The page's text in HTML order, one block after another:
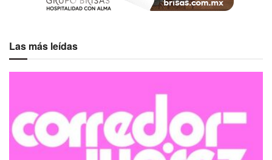
Las más leídas